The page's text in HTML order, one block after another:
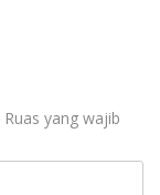
Ruas yang wajib